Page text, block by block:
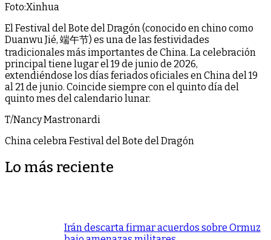
Foto:Xinhua
El Festival del Bote del Dragón (conocido en chino como
Duanwu Jié, 端午节) es una de las festividades
tradicionales más importantes de China. La celebración
principal tiene lugar el 19 de junio de 2026,
extendiéndose los días feriados oficiales en China del 19
al 21 de junio. Coincide siempre con el quinto día del
quinto mes del calendario lunar.
T/Nancy Mastronardi
China celebra Festival del Bote del Dragón
Lo más reciente
Irán descarta firmar acuerdos sobre Ormuz